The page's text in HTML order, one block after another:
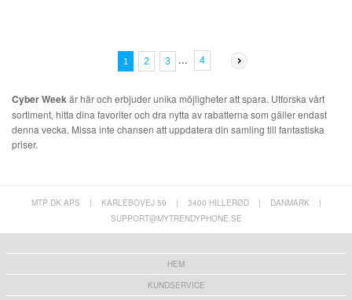
1 2 3 ... 4
Cyber Weekär här och erbjuder unika möjligheter att spara. Utforska vårt
sortiment, hitta dina favoriter och dra nytta av rabatterna som gäller endast
denna vecka. Missa inte chansen att uppdatera din samling till fantastiska
priser.
MTP DK APS | KARLEBOVEJ 59 | 3400 HILLERØD | DANMARK
|
SUPPORT@MYTRENDYPHONE.SE
HEM
KUNDSERVICE